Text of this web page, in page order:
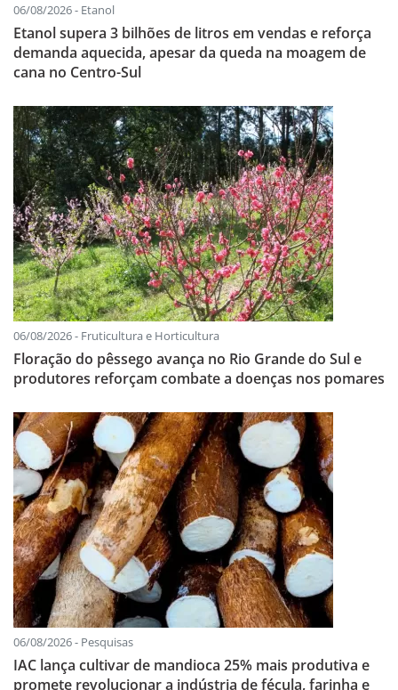
06/08/2026 - Etanol
Etanol supera 3 bilhões de litros em vendas e reforça
demanda aquecida, apesar da queda na moagem de
cana no Centro-Sul
06/08/2026 - Fruticultura e Horticultura
Floração do pêssego avança no Rio Grande do Sul e
produtores reforçam combate a doenças nos pomares
06/08/2026 - Pesquisas
IAC lança cultivar de mandioca 25% mais produtiva e
promete revolucionar a indústria de fécula, farinha e